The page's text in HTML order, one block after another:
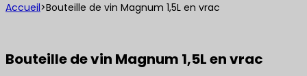
Accueil>Bouteille de vin Magnum 1,5L en vrac
Bouteille de vin Magnum 1,5L en vrac